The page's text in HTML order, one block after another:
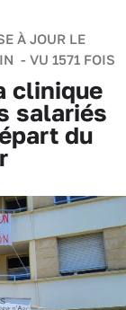
À JOUR LE
- VU 1571 FOIS
clinique
salariés
du